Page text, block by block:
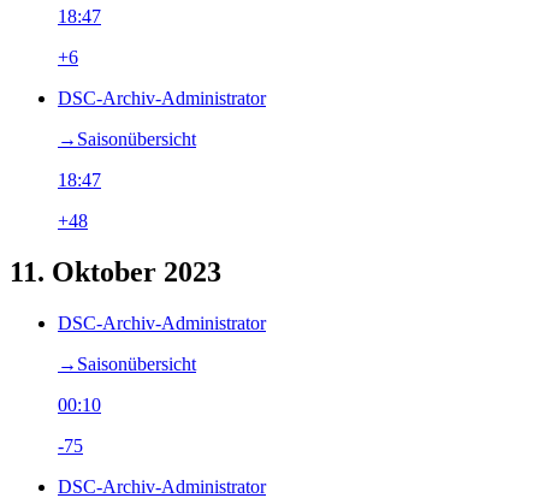
18:47
+6
DSC-Archiv-Administrator
→‎Saisonübersicht
18:47
+48
11. Oktober 2023
DSC-Archiv-Administrator
→‎Saisonübersicht
00:10
-75
DSC-Archiv-Administrator